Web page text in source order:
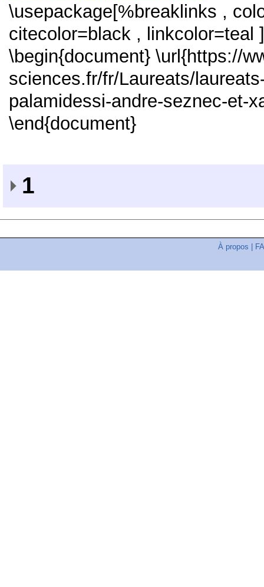
\usepackage[%breaklinks ,
citecolor=black , linkcolor=teal
\begin{document} \url{https://
sciences.fr/fr/Laureats/
palamidessi-andre-seznec-et-
\end{document}
1
À propos